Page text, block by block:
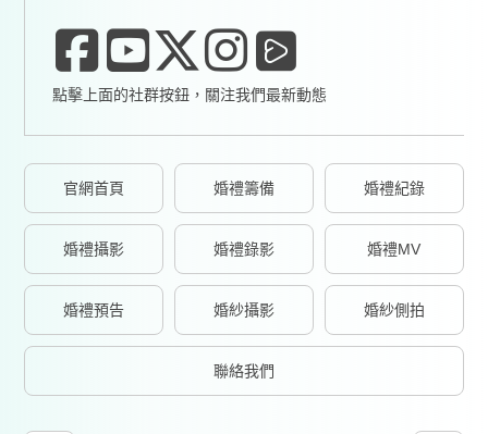
點擊上面的社群按鈕，關注我們最新動態
官網首頁 婚禮籌備 婚禮紀錄
婚禮攝影 婚禮錄影 婚禮MV
婚禮預告 婚紗攝影 婚紗側拍
聯絡我們